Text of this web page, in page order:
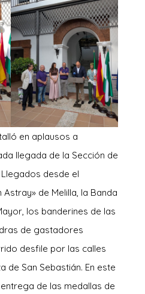
en aplausos a
llegada de la Sección de
desde el
de Melilla, la Banda
los banderines de las
de gastadores
desfile por las calles
de San Sebastián. En este
de las medallas de